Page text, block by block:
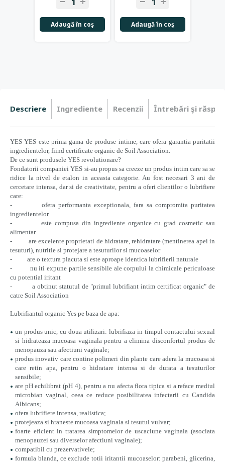
Adaugă în coş Adaugă în coş
Descriere Ingrediente Recenzii Întrebări şi
YES YES este prima gama de produse intime, care ofera garantia puritatii
ingredientelor, fiind certificate organic de Soil Association.
De ce sunt produsele YES revolutionare?
Fondatorii companiei YES si-au propus sa creeze un produs intim care sa se
ridice la nivel de etalon in aceasta categorie. Au fost necesari 3 ani de
cercetare intensa, dar si de creativitate, pentru a oferi clientilor o lubrifiere
care:
- ofera performanta exceptionala, fara sa compromita puritatea
ingredientelor
- este compusa din ingrediente organice cu grad cosmetic sau
alimentar
- are excelente proprietati de hidratare, rehidratare (mentinerea apei in
tesuturi), nutritie si protejare a tesuturilor si mucoaselor
- are o textura placuta si este aproape identica lubrifierii naturale
- nu iti expune partile sensibile ale corpului la chimicale periculoase
cu potential iritant
- a obtinut statutul de "primul lubrifiant intim certificat organic" de
catre Soil Association
Lubrifiantul organic Yes pe baza de apa:
un produs unic, cu doua utilizari: lubrifiaza in timpul contactului sexual
si hidrateaza mucoasa vaginala pentru a elimina disconfortul produs de
menopauza sau afectiuni vaginale;
produs inovativ care contine polimeri din plante care adera la mucoasa si
care retin apa, pentru o hidratare intensa si de durata a tesuturilor
sensibile;
are pH echilibrat (pH 4), pentru a nu afecta flora tipica si a reface mediul
microbian vaginal, ceea ce reduce posibilitatea infectarii cu Candida
Albicans;
ofera lubrifiere intensa, realistica;
protejeaza si hraneste mucoasa vaginala si tesutul vulvar;
foarte eficient in tratarea simptomelor de uscaciune vaginala (asociata
menopauzei sau diverselor afectiuni vaginale);
compatibil cu prezervativele;
formula blanda, ce exclude totii iritantii mucoaselor: parabeni, glicerina,